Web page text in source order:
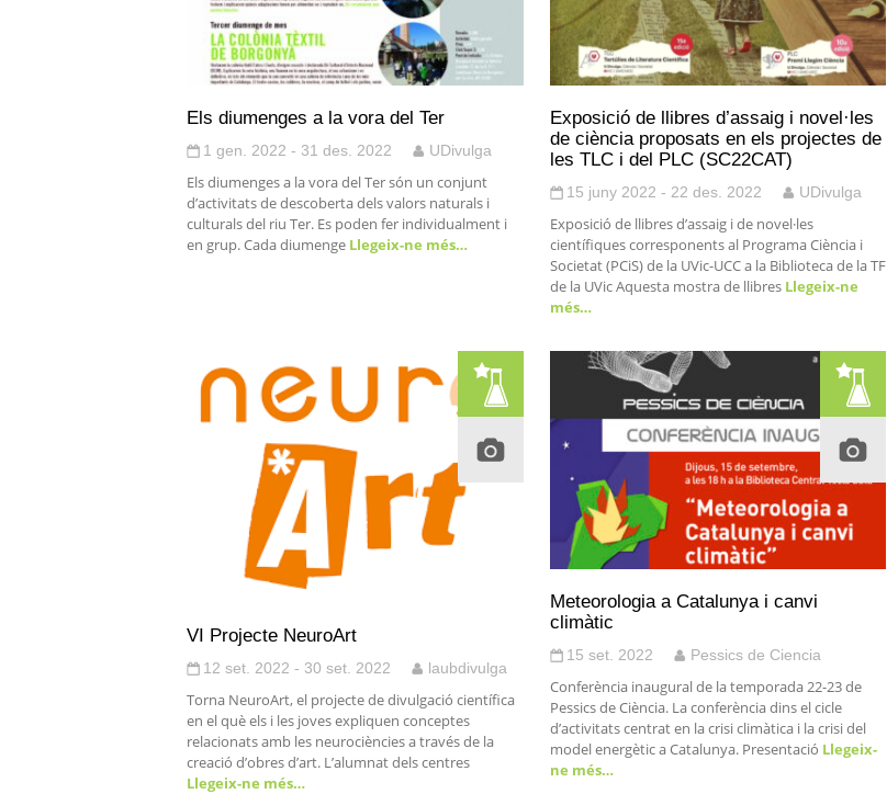
Els diumenges a la vora del Ter
1 gen. 2022 - 31 des. 2022 UDivulga
Els diumenges a la vora del Ter són un conjunt
d’activitats de descoberta dels valors naturals i
culturals del riu Ter. Es poden fer individualment i
en grup. Cada diumenge Llegeix-ne més…
Exposició de llibres d’assaig i novel·les
de ciència proposats en els projectes de
les TLC i del PLC (SC22CAT)
15 juny 2022 - 22 des. 2022 UDivulga
Exposició de llibres d’assaig i de novel·les
científiques corresponents al Programa Ciència i
Societat (PCiS) de la UVic-UCC a la Biblioteca de la TF
de la UVic Aquesta mostra de llibresLlegeix-ne
més…
VI Projecte NeuroArt
12 set. 2022 - 30 set. 2022 laubdivulga
Torna NeuroArt, el projecte de divulgació científica
en el què els i les joves expliquen conceptes
relacionats amb les neurociències a través de la
creació d’obres d’art. L’alumnat dels centres
Llegeix-ne més…
Meteorologia a Catalunya i canvi
climàtic
15 set. 2022 Pessics de Ciencia
Conferència inaugural de la temporada 22-23 de
Pessics de Ciència. La conferència dins el cicle
d’activitats centrat en la crisi climàtica i la crisi del
model energètic a Catalunya. Presentació Llegeix-
ne més…